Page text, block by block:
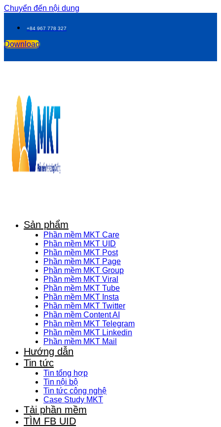
Chuyển đến nội dung
+84 967 778 327
Download
Sản phẩm
Phần mềm MKT Care
Phần mềm MKT UID
Phần mềm MKT Post
Phần mềm MKT Page
Phần mềm MKT Group
Phần mềm MKT Viral
Phần mềm MKT Tube
Phần mềm MKT Insta
Phần mềm MKT Twitter
Phần mềm Content AI
Phần mềm MKT Telegram
Phần mềm MKT Linkedin
Phần mềm MKT Mail
Hướng dẫn
Tin tức
Tin tổng hợp
Tin nội bộ
Tin tức công nghệ
Case Study MKT
Tải phần mềm
TÌM FB UID